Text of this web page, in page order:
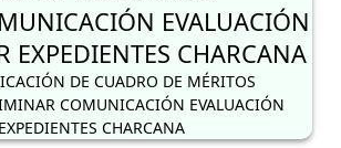
DE SELECCIÓN CAS
2026 III CONVOCATORIA
EN FINANZAS
UGEL LA UNIÓN
CAS 0013-2026 III